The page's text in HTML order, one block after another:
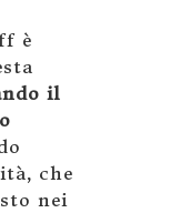
è
il
che
nei